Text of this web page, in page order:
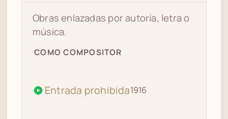
Obras enlazadas por autoría, letra o
música.
COMO COMPOSITOR
Entrada prohibida1916